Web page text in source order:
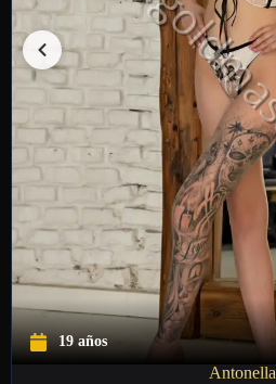
19 años
Antonella